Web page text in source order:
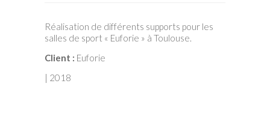
Réalisation de différents supports pour les
salles de sport « Euforie » à Toulouse.
Client : Euforie
| 2018